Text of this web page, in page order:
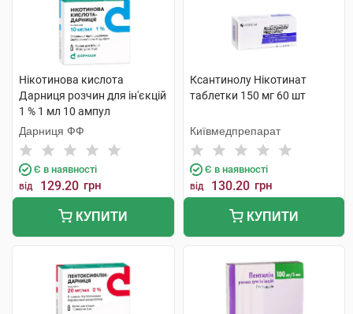
Нікотинова кислота
Дарниця розчин для ін'єкцій
1 % 1 мл 10 ампул
Дарниця ФФ
Є в наявності
від 129.20 грн
КУПИТИ
Ксантинолу Нікотинат
таблетки 150 мг 60 шт
Київмедпрепарат
Є в наявності
від 130.20 грн
КУПИТИ